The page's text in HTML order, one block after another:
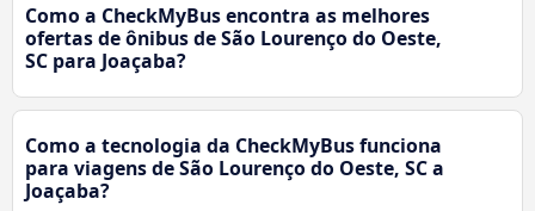
Como a CheckMyBus encontra as melhores
ofertas de ônibus de São Lourenço do Oeste,
SC para Joaçaba?
Como a tecnologia da CheckMyBus funciona
para viagens de São Lourenço do Oeste, SC a
Joaçaba?